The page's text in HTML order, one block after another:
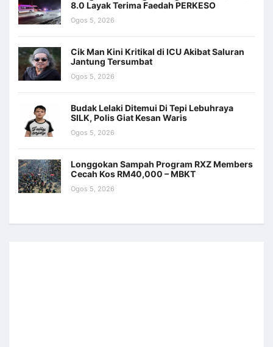
8.0 Layak Terima Faedah PERKESO
Ogos 5, 2026
Cik Man Kini Kritikal di ICU Akibat Saluran
Jantung Tersumbat
Ogos 5, 2026
Budak Lelaki Ditemui Di Tepi Lebuhraya
SILK, Polis Giat Kesan Waris
Ogos 5, 2026
Longgokan Sampah Program RXZ Members
Cecah Kos RM40,000 – MBKT
Ogos 5, 2026